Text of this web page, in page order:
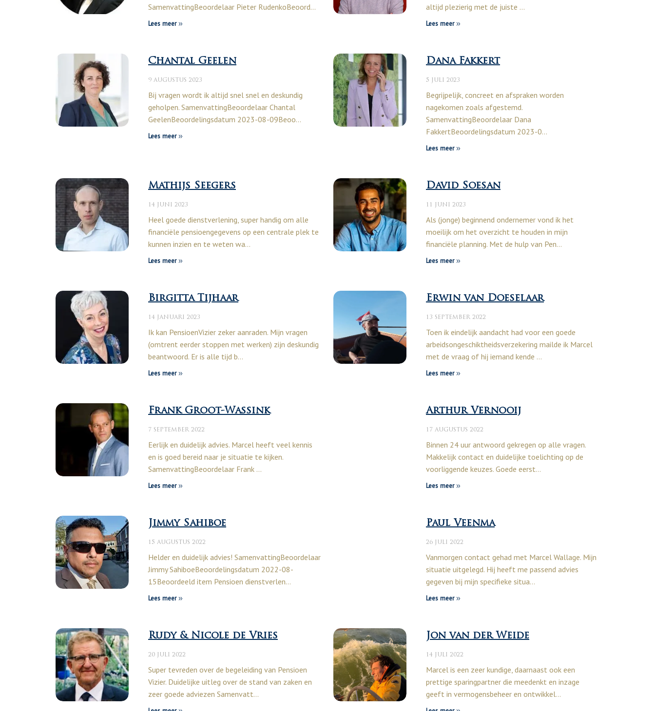
SamenvattingBeoordelaar Pieter RudenkoBeoord…
Lees meer
altijd plezierig met de juiste …
Lees meer
Chantal Geelen
9 AUGUSTUS 2023
Bij vragen wordt ik altijd snel snel en deskundig
geholpen. SamenvattingBeoordelaar Chantal
GeelenBeoordelingsdatum 2023-08-09Beoo…
Lees meer
Dana Fakkert
5 JULI 2023
Begrijpelijk, concreet en afspraken worden
nagekomen zoals afgestemd.
SamenvattingBeoordelaar Dana
FakkertBeoordelingsdatum 2023-0…
Lees meer
Mathijs Seegers
14 JUNI 2023
Heel goede dienstverlening, super handig om alle
financiële pensioengegevens op een centrale plek te
kunnen inzien en te weten wa…
Lees meer
David Soesan
11 JUNI 2023
Als (jonge) beginnend ondernemer vond ik het
moeilijk om het overzicht te houden in mijn
financiële planning. Met de hulp van Pen…
Lees meer
Birgitta Tijhaar
14 JANUARI 2023
Ik kan PensioenVizier zeker aanraden. Mijn vragen
(omtrent eerder stoppen met werken) zijn deskundig
beantwoord. Er is alle tijd b…
Lees meer
Erwin van Doeselaar
13 SEPTEMBER 2022
Toen ik eindelijk aandacht had voor een goede
arbeidsongeschiktheidsverzekering mailde ik Marcel
met de vraag of hij iemand kende …
Lees meer
Frank Groot-Wassink
7 SEPTEMBER 2022
Eerlijk en duidelijk advies. Marcel heeft veel kennis
en is goed bereid naar je situatie te kijken.
SamenvattingBeoordelaar Frank …
Lees meer
Arthur Vernooij
17 AUGUSTUS 2022
Binnen 24 uur antwoord gekregen op alle vragen.
Makkelijk contact en duidelijke toelichting op de
voorliggende keuzes. Goede eerst…
Lees meer
Jimmy Sahiboe
15 AUGUSTUS 2022
Helder en duidelijk advies! SamenvattingBeoordelaar
Jimmy SahiboeBeoordelingsdatum 2022-08-
15Beoordeeld item Pensioen dienstverlen…
Lees meer
Paul Veenma
26 JULI 2022
Vanmorgen contact gehad met Marcel Wallage. Mijn
situatie uitgelegd. Hij heeft me passend advies
gegeven bij mijn specifieke situa…
Lees meer
Rudy & Nicole de Vries
20 JULI 2022
Super tevreden over de begeleiding van Pensioen
Vizier. Duidelijke uitleg over de stand van zaken en
zeer goede adviezen Samenvatt…
Jon van der Weide
14 JULI 2022
Marcel is een zeer kundige, daarnaast ook een
prettige sparingpartner die meedenkt en inzage
geeft in vermogensbeheer en ontwikkel…